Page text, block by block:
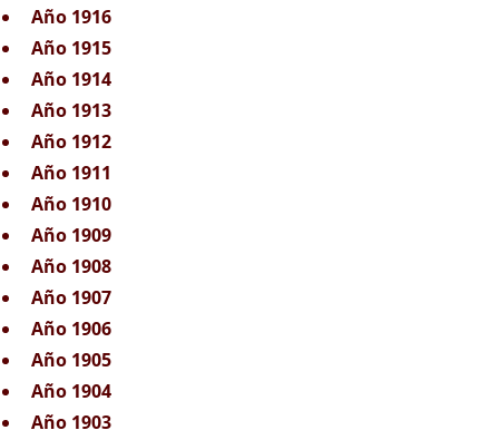
Año 1916
Año 1915
Año 1914
Año 1913
Año 1912
Año 1911
Año 1910
Año 1909
Año 1908
Año 1907
Año 1906
Año 1905
Año 1904
Año 1903